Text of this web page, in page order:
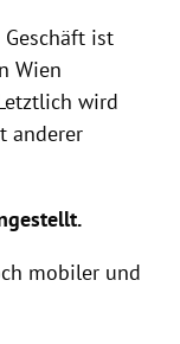
ist
Wien
wird
anderer
mobiler und